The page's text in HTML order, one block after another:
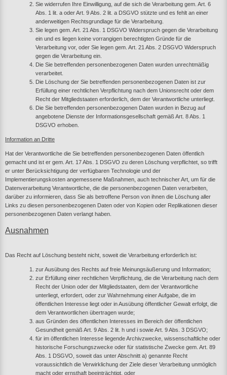
Sie widerrufen Ihre Einwilligung, auf die sich die Verarbeitung gem. Art. 6
Abs. 1 lit. a oder Art. 9 Abs. 2 lit. a DSGVO stützte und es fehlt an einer
anderweitigen Rechtsgrundlage für die Verarbeitung.
Sie legen gem. Art. 21 Abs. 1 DSGVO Widerspruch gegen die Verarbeitung
ein und es liegen keine vorrangigen berechtigten Gründe für die
Verarbeitung vor, oder Sie legen gem. Art. 21 Abs. 2 DSGVO Widerspruch
gegen die Verarbeitung ein.
Die Sie betreffenden personenbezogenen Daten wurden unrechtmäßig
verarbeitet.
Die Löschung der Sie betreffenden personenbezogenen Daten ist zur
Erfüllung einer rechtlichen Verpflichtung nach dem Unionsrecht oder dem
Recht der Mitgliedstaaten erforderlich, dem der Verantwortliche unterliegt.
Die Sie betreffenden personenbezogenen Daten wurden in Bezug auf
angebotene Dienste der Informationsgesellschaft gemäß Art. 8 Abs. 1
DSGVO erhoben.
Information an Dritte
Hat der Verantwortliche die Sie betreffenden personenbezogenen Daten öffentlich
gemacht und ist er gem. Art. 17 Abs. 1 DSGVO zu deren Löschung verpflichtet, so trifft
er unter Berücksichtigung der verfügbaren Technologie und der
Implementierungskosten angemessene Maßnahmen, auch technischer Art, um für die
Datenverarbeitung Verantwortliche, die die personenbezogenen Daten verarbeiten,
darüber zu informieren, dass Sie als betroffene Person von ihnen die Löschung aller
Links zu diesen personenbezogenen Daten oder von Kopien oder Replikationen dieser
personenbezogenen Daten verlangt haben.
Ausnahmen
Das Recht auf Löschung besteht nicht, soweit die Verarbeitung erforderlich ist:
zur Ausübung des Rechts auf freie Meinungsäußerung und Information;
zur Erfüllung einer rechtlichen Verpflichtung, die die Verarbeitung nach dem
Recht der Union oder der Mitgliedstaaten, dem der Verantwortliche
unterliegt, erfordert, oder zur Wahrnehmung einer Aufgabe, die im
öffentlichen Interesse liegt oder in Ausübung öffentlicher Gewalt erfolgt, die
dem Verantwortlichen übertragen wurde;
aus Gründen des öffentlichen Interesses im Bereich der öffentlichen
Gesundheit gemäß Art. 9 Abs. 2 lit. h und i sowie Art. 9 Abs. 3 DSGVO;
für im öffentlichen Interesse liegende Archivzwecke, wissenschaftliche oder
historische Forschungszwecke oder für statistische Zwecke gem. Art. 89
Abs. 1 DSGVO, soweit das unter Abschnitt a) genannte Recht
voraussichtlich die Verwirklichung der Ziele dieser Verarbeitung unmöglich
macht oder ernsthaft beeinträchtigt, oder